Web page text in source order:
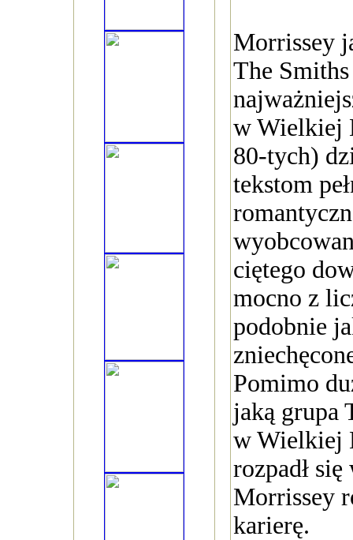
Morrissey
The
w Wielkiej
80-tych)
tekstom
ciętego
mocno z
podobnie
Pomimo
jaką grupa
w Wielkiej
rozpadł
Morrissey
karierę.